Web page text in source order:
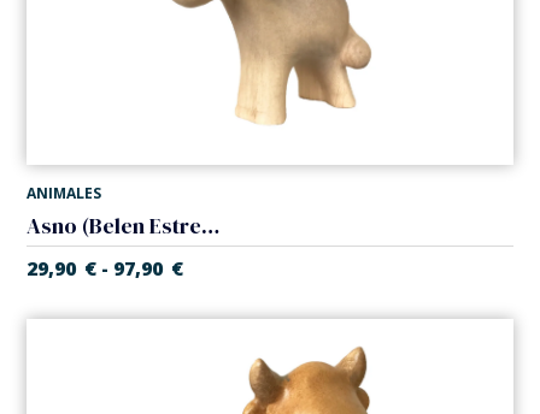
ANIMALES
Asno (Belen Estrella)
29,90 € - 97,90 €